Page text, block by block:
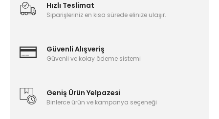
Hızlı Teslimat
Siparişleriniz en kısa sürede elinize ulaşır.
Güvenli Alışveriş
Güvenli ve kolay ödeme sistemi
Geniş Ürün Yelpazesi
Binlerce ürün ve kampanya seçeneği